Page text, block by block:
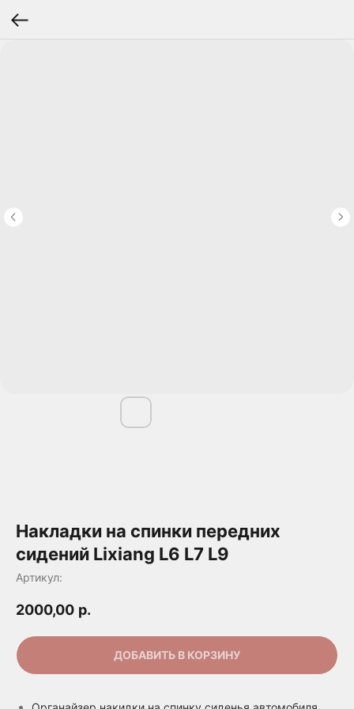
Накладки на спинки передних
сидений Lixiang L6 L7 L9
Артикул:
2000,00 р.
ДОБАВИТЬ В КОРЗИНУ